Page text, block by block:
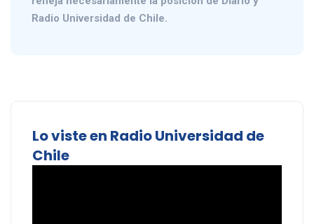
Radio Universidad de Chile.
Lo viste en Radio Universidad de
Chile